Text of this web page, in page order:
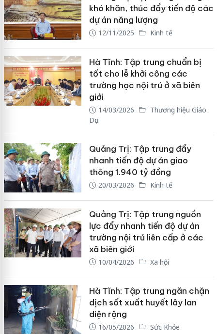
khó khăn, thúc đẩy tiến độ các
dự án năng lượng
12/11/2025 Kinh tế
Hà Tĩnh: Tập trung chuẩn bị
tốt cho lễ khởi công các
trường học nội trú ở xã biên
giới
14/03/2026
Thương hiệu Giáo
Dục
Quảng Trị: Tập trung đẩy
nhanh tiến độ dự án giao
thông 1.940 tỷ đồng
20/03/2026 Kinh tế
Quảng Trị: Tập trung nguồn
lực đẩy nhanh tiến độ dự án
trường nội trú liên cấp ở các
xã biên giới
10/04/2026 Xã hội
Hà Tĩnh: Tập trung ngăn chặn
dịch sốt xuất huyết lây lan
diện rộng
16/05/2026 Sức Khỏe